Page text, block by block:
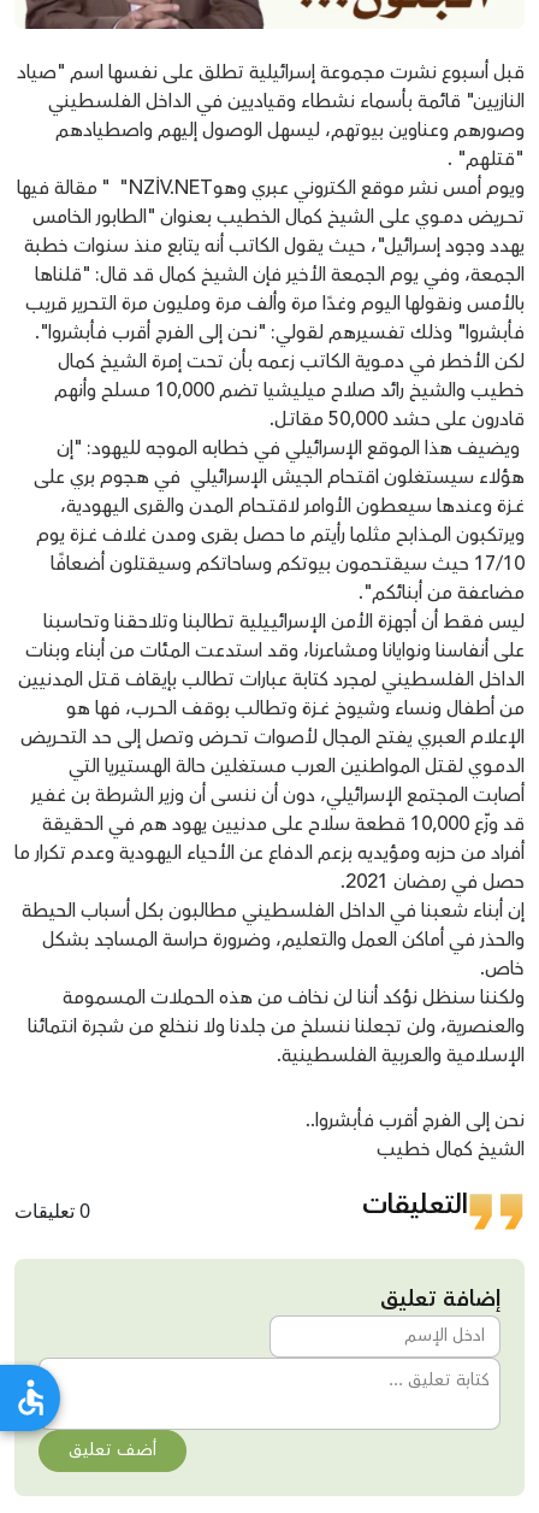
قبل أسبوع نشرت مجموعة إسـرائيلية تطلق على نفسها اسم "صياد
النازيين" قائمة بأسماء نشطاء وقياديين في الداخل الفلسـطيني
وصورهم وعناوين بيوتهم، ليسهل الوصول إليهم واصطيادهم
"قتلـهم" .
ويوم أمس نشر موقع الكتروني عبري وهوNZİV.NET" " مقالة فيها
تحــريض دمــوي على الشيخ كمال الخطيب بعنوان "الطابور الخامس
يهدد وجود إســرائيل"، حيث يقول الكاتب أنه يتابع منذ سنوات خطبة
الجمعة، وفي يوم الجمعة الأخير فإن الشيخ كمال قد قال: "قلناها
بالأمس ونقولها اليوم وغدًا مرة وألف مرة ومليون مرة التـحرير قريب
فأبشروا" وذلك تفسيرهم لقولي: "نحن إلى الفرج أقرب فأبشروا".
لكن الأخطر في دمــوية الكاتب زعمه بأن تحت إمرة الشيخ كمال
خطيب والشيخ رائد صلاح ميلـيشيا تضم 10,000 مسـلح وأنهم
قادرون على حشد 50,000 مقاتــل.
ويضيف هذا الموقع الإسـرائيلي في خطابه الموجه لليـهود: "إن
هؤلاء سيستغلون اقتـحام الجيش الإسـرائيلي في هـجوم بري على
غــزة وعندها سيعطون الأوامر لاقتــحام المدن والقرى اليـهودية،
ويرتكبون المــذابح مثلما رأيتم ما حصل بقرى ومدن غلاف غــزة يوم
17/10 حيث سيقتــحمون بيوتكم وساحاتكم وسيقتلون أضعافًا
مضاعفة من أبنائكم".
ليس فقط أن أجهزة الأمن الإسرائيـيلية تطالبنا وتلاحقنا وتحاسبنا
على أنفاسنا ونوايانا ومشاعرنا، وقد استدعت المئات من أبناء وبنات
الداخل الفلسـطيني لمجرد كتابة عبارات تطالب بإيقاف قـتل المدنيين
من أطفال ونساء وشيوخ غــزة وتطالب بوقف الحــرب، فها هو
الإعلام العبري يفتح المجال لأصوات تحــرض وتصل إلى حد التحــريض
الدمـوي لقـتل المواطنين العرب مستغلين حالة الهستيريا التي
أصابت المجتمع الإسرائيلي، دون أن ننسى أن وزير الشرطة بن غفير
قد وزّع 10,000 قطعة سلاح على مدنيين يهود هم في الحقيقة
أفراد من حزبه ومؤيديه بزعم الدفاع عن الأحياء اليهـودية وعدم تكرار ما
حصل في رمضان 2021.
إن أبناء شعبنا في الداخل الفلسـطيني مطالبون بكل أسباب الحيطة
والحذر في أماكن العمل والتعليم، وضرورة حراسة المساجد بشكل
خاص.
ولكننا سنظل نؤكد أننا لن نخاف من هذه الحملات المسمومة
والعنصرية، ولن تجعلنا ننسلخ من جلدنا ولا ننخلع من شجرة انتمائنا
الإســلامية والعـربية الفلسـطينية.
نحن إلى الفرج أقرب فأبشروا..
الشيخ كمال خطيب
التعليقات 0 تعليقات
إضافة تعليق
أضف تعليق